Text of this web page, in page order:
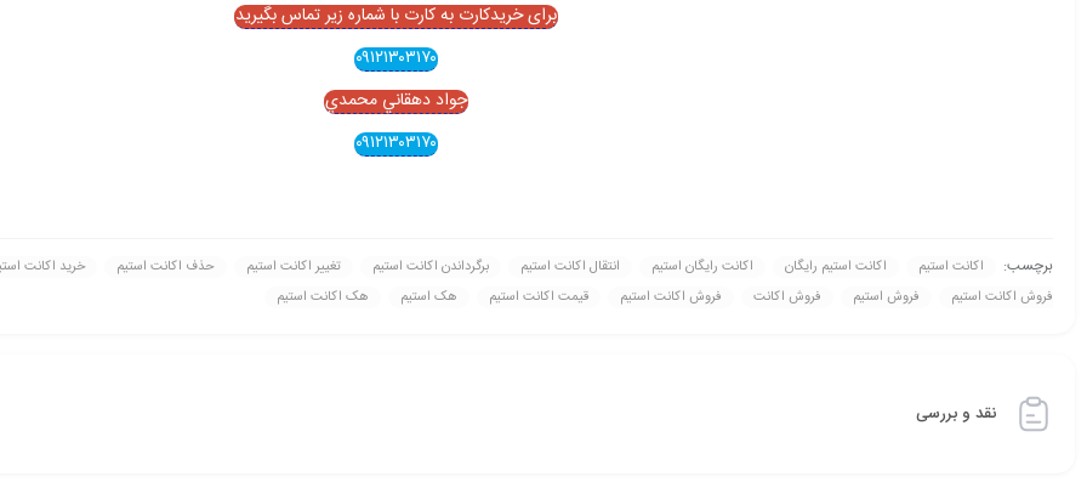
برای خریدکارت به کارت با شماره زیر تماس بگیرید
۰۹۱۲۱۳۰۳۱۷۰
جواد دهقاني محمدي
۰۹۱۲۱۳۰۳۱۷۰
برچسب: اکانت استیم اکانت استیم رايگان اکانت رايگان استیم انتقال اکانت استیم برگرداندن اکانت استیم تغيير اکانت استیم حذف اکانت استیم
خريد اکانت
فروش اکانت استیم
فروش استیم فروش اکانت فروش اکانت استیم قيمت اکانت استیم هک استیم هک اکانت استیم
نقد و بررسی